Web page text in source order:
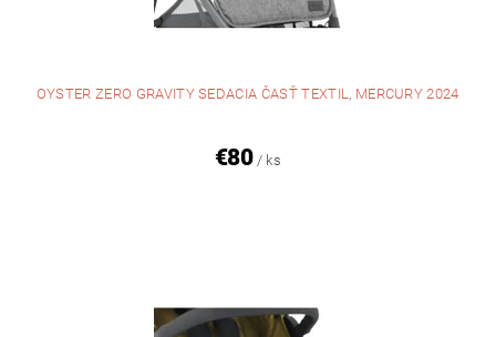
OYSTER ZERO GRAVITY SEDACIA ČASŤ TEXTIL, MERCURY 2024
€80 / ks